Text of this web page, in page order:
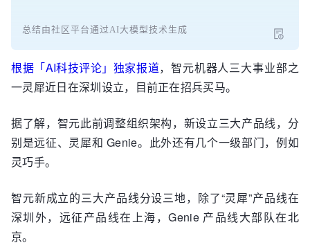
总结由社区平台通过AI大模型技术生成
根据「AI科技评论」独家报道，智元机器人三大事业部之
一灵犀近日在深圳设立，目前正在招兵买马。
据了解，智元此前调整组织架构，新设立三大产品线，分
别是远征、灵犀和 Genie。此外还有几个一级部门，例如
灵巧手。
智元新成立的三大产品线分设三地，除了“灵犀”产品线在
深圳外，远征产品线在上海，Genie 产品线大部队在北
京。